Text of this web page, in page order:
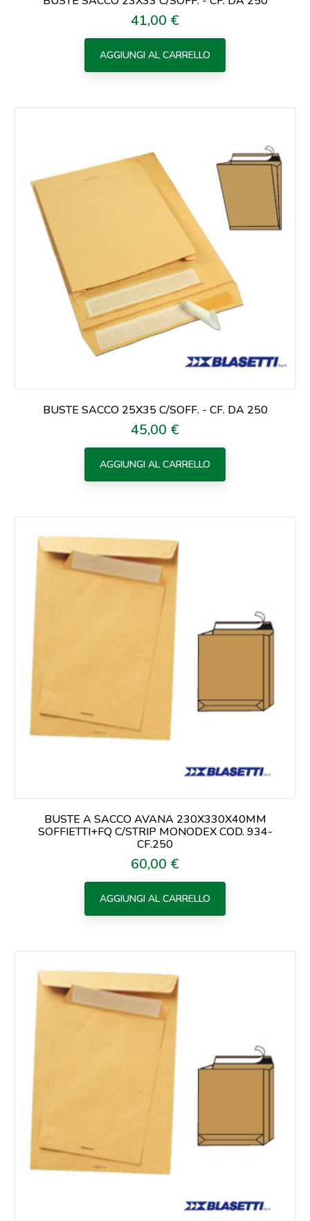
Prezzo
41,00 €
AGGIUNGI AL CARRELLO
BUSTE SACCO 25X35 C/SOFF. - CF. DA 250
Prezzo
45,00 €
AGGIUNGI AL CARRELLO
BUSTE A SACCO AVANA 230X330X40MM
SOFFIETTI+FQ C/STRIP MONODEX COD. 934-
CF.250
Prezzo
60,00 €
AGGIUNGI AL CARRELLO